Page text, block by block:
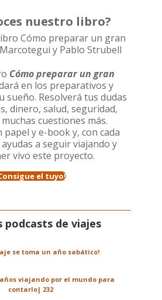
nuestro libro?
Cómo preparar un gran
en los preparativos y
sueño. Resolverá tus dudas
dinero, salud, seguridad,
cuestiones más.
y e-book y, con cada
a seguir viajando y
vivo este proyecto.
el tuyo!
podcasts de viajes
se toma un año sabático!
viajando por el mundo para
contarlo| 232